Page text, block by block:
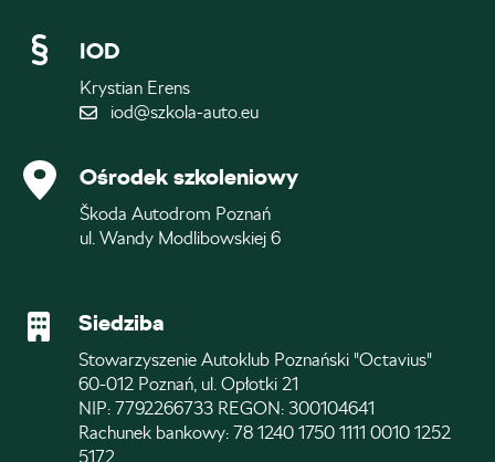
IOD
Krystian Erens
iod@szkola-auto.eu
Ośrodek szkoleniowy
Škoda Autodrom Poznań
ul. Wandy Modlibowskiej 6
Siedziba
Stowarzyszenie Autoklub Poznański "Octavius"
60-012 Poznań, ul. Opłotki 21
NIP: 7792266733 REGON: 300104641
Rachunek bankowy: 78 1240 1750 1111 0010 1252
5172